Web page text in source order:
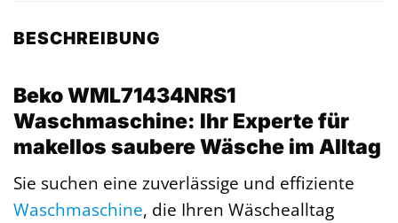
BESCHREIBUNG
Beko WML71434NRS1
Waschmaschine: Ihr Experte für
makellos saubere Wäsche im Alltag
Sie suchen eine zuverlässige und effiziente
Waschmaschine, die Ihren Wäschealltag